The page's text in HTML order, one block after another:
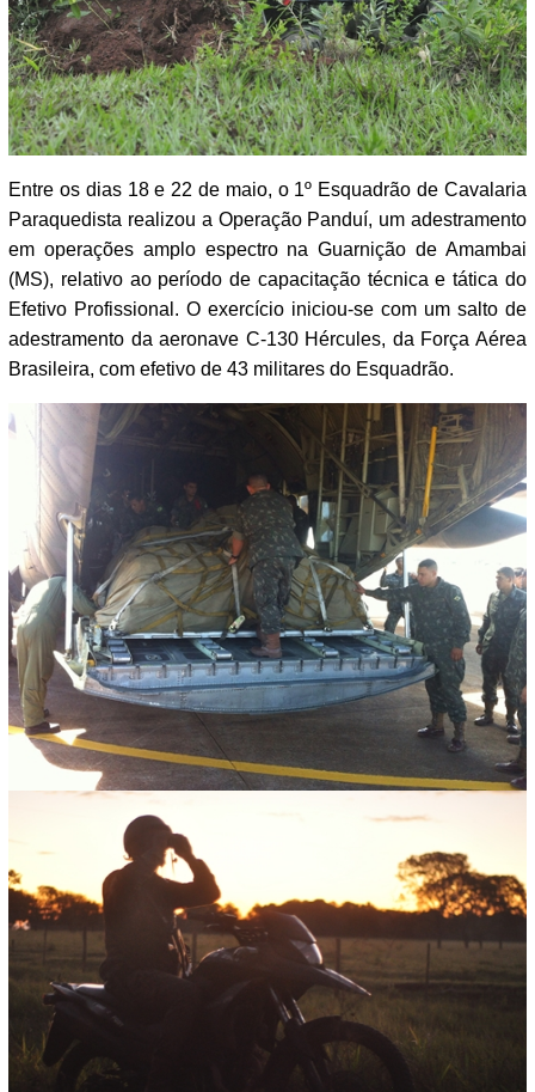
Entre os dias 18 e 22 de maio, o 1º Esquadrão de Cavalaria
Paraquedista realizou a Operação Panduí, um adestramento
em operações amplo espectro na Guarnição de Amambai
(MS), relativo ao período de capacitação técnica e tática do
Efetivo Profissional. O exercício iniciou-se com um salto de
adestramento da aeronave C-130 Hércules, da Força Aérea
Brasileira, com efetivo de 43 militares do Esquadrão.